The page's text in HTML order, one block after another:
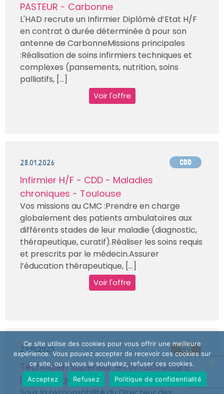
PASTEUR - Carbonne
L'HAD recrute un Infirmier Diplômé d’Etat H/F
en contrat à durée déterminée à pour son
antenne de CarbonneMissions principales
:Réalisation de soins infirmiers techniques et
complexes (pansements, nutrition, soins
palliatifs, [...]
Voir l'offre
28.01.2026 CDD
Infirmier H/F - CDD - Maladies
chroniques - Toulouse
Vos missions au CMC :Prendre en charge
globalement des patients ambulatoires aux
différents stades de leur maladie (diagnostic,
thérapeutique, curatif).Réaliser les soins requis
et prescrits par le médecin.Assurer
l’éducation thérapeutique, [...]
Voir l'offre
27.11.2025 CDI
Technicien supérieur en Infrastructure
Informatique H/F
Ce site utilise des cookies pour vous offrir une meilleure
expérience. Vous pouvez accepter de recevoir ces cookies sur
ce site, ou si vous le souhaitez, refuser ces cookies.
Acceptez
Refusez Politique de confidentialité